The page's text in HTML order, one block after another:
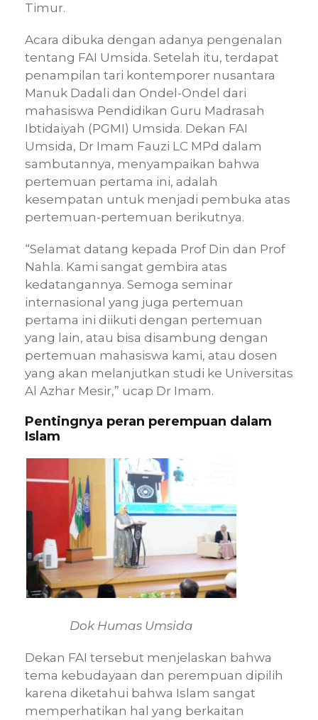
Timur.
Acara dibuka dengan adanya pengenalan
tentang FAI Umsida. Setelah itu, terdapat
penampilan tari kontemporer nusantara
Manuk Dadali dan Ondel-Ondel dari
mahasiswa Pendidikan Guru Madrasah
Ibtidaiyah (PGMI) Umsida. Dekan FAI
Umsida, Dr Imam Fauzi LC MPd dalam
sambutannya, menyampaikan bahwa
pertemuan pertama ini, adalah
kesempatan untuk menjadi pembuka atas
pertemuan-pertemuan berikutnya.
“Selamat datang kepada Prof Din dan Prof
Nahla. Kami sangat gembira atas
kedatangannya. Semoga seminar
internasional yang juga pertemuan
pertama ini diikuti dengan pertemuan
yang lain, atau bisa disambung dengan
pertemuan mahasiswa kami, atau dosen
yang akan melanjutkan studi ke Universitas
Al Azhar Mesir,” ucap Dr Imam.
Pentingnya peran perempuan dalam
Islam
Dok Humas Umsida
Dekan FAI tersebut menjelaskan bahwa
tema kebudayaan dan perempuan dipilih
karena diketahui bahwa Islam sangat
memperhatikan hal yang berkaitan